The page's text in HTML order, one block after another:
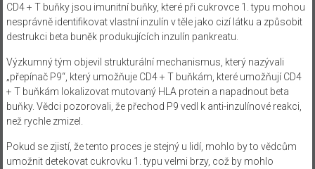
CD4 + T buňky jsou imunitní buňky, které při cukrovce 1. typu mohou
nesprávně identifikovat vlastní inzulín v těle jako cizí látku a způsobit
destrukci beta buněk produkujících inzulín pankreatu.
Výzkumný tým objevil strukturální mechanismus, který nazývali
„přepínač P9“, který umožňuje CD4 + T buňkám, které umožňují CD4
+ T buňkám lokalizovat mutovaný HLA protein a napadnout beta
buňky. Vědci pozorovali, že přechod P9 vedl k anti-inzulínové reakci,
než rychle zmizel.
Pokud se zjistí, že tento proces je stejný u lidí, mohlo by to vědcům
umožnit detekovat cukrovku 1. typu velmi brzy, což by mohlo